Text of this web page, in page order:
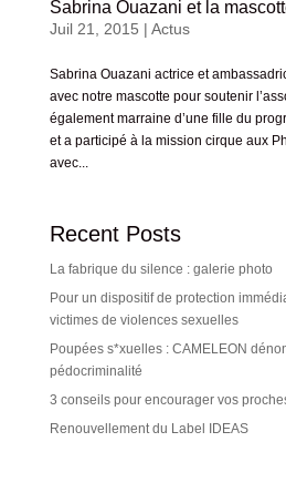
Sabrina Ouazani et la
Juil 21, 2015 | Actus
Sabrina Ouazani actrice et
avec notre mascotte pour soutenir
également marraine d’une fille du
et a participé à la mission cirque aux
avec...
Recent Posts
La fabrique du silence : galerie photo
Pour un dispositif de protection
victimes de violences sexuelles
Poupées s*xuelles : CAMELEON
pédocriminalité
3 conseils pour encourager vos
Renouvellement du Label IDEAS